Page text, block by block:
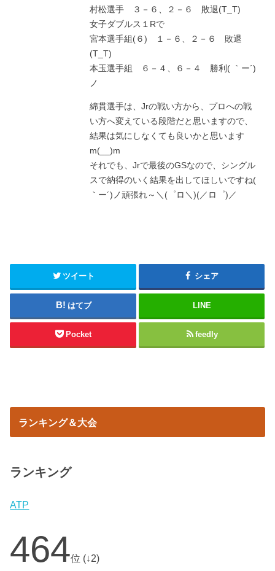
村松選手 ３－６、２－６ 敗退(T_T)
女子ダブルス１Rで
宮本選手組(６) １－６、２－６ 敗退
(T_T)
本玉選手組 ６－４、６－４ 勝利( ｀ー´)
ノ
綿貫選手は、Jrの戦い方から、プロへの戦
い方へ変えている段階だと思いますので、
結果は気にしなくても良いかと思います
m(__)m
それでも、Jrで最後のGSなので、シングル
スで納得のいく結果を出してほしいですね(
｀ー´)ノ頑張れ～＼(゜ロ＼)(／ロ゜)／
ツイート シェア
はてブ LINE
Pocket feedly
ランキング＆大会
ランキング
ATP
464位 (↓2)